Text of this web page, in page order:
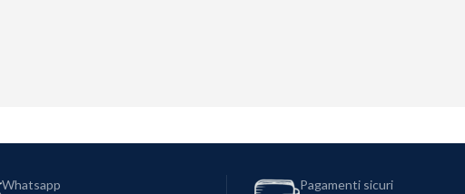
Whatsapp Pagamenti sicuri